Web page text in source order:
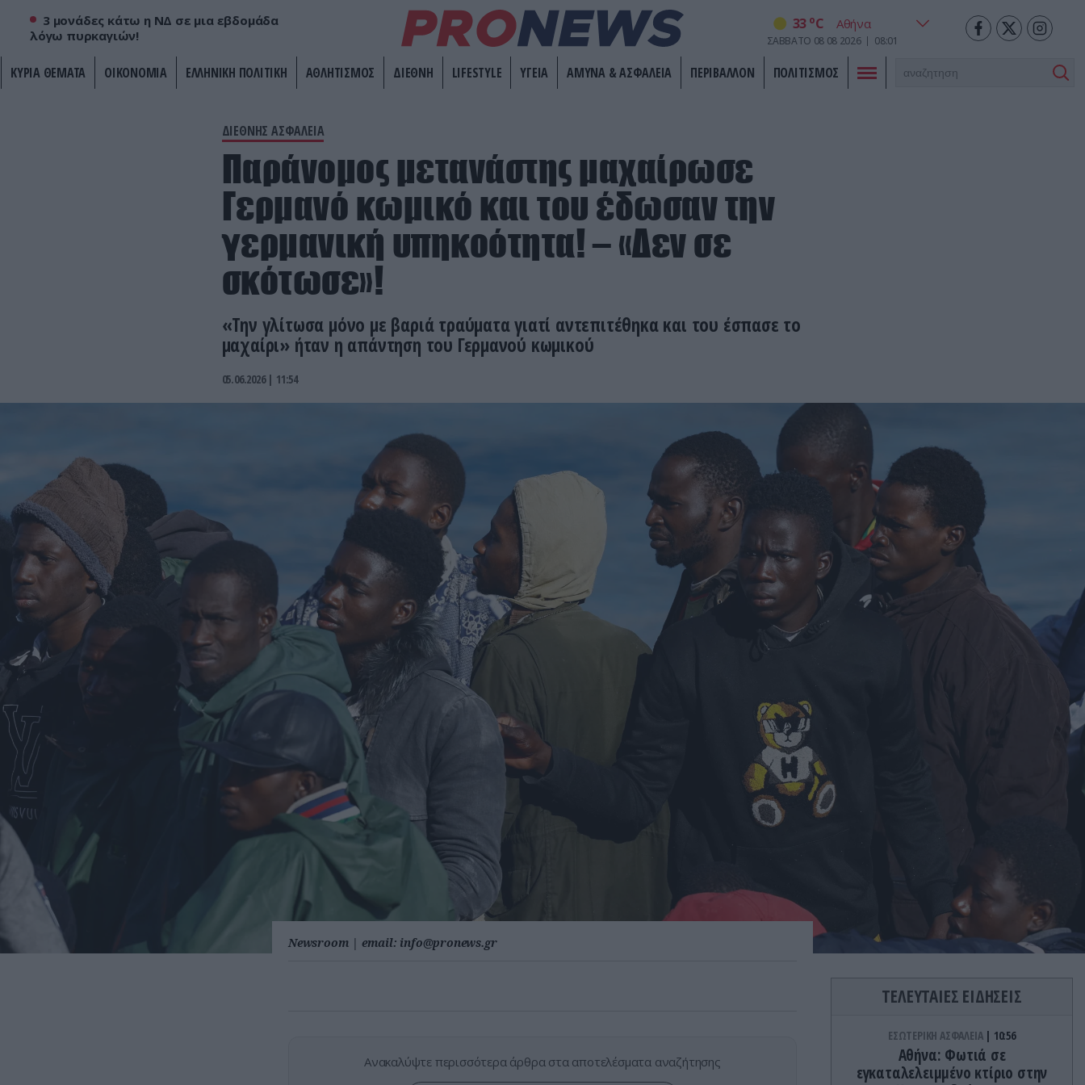
3 μονάδες κάτω η ΝΔ σε μια εβδομάδα
λόγω πυρκαγιών!
33 oC
ΣΑΒΒΑΤΟ 08 08 2026 08:01
ΚΥΡΙΑ ΘΕΜΑΤΑ ΟΙΚΟΝΟΜΙΑ ΕΛΛΗΝΙΚΗ ΠΟΛΙΤΙΚΗ ΑΘΛΗΤΙΣΜΟΣ ΔΙΕΘΝΗ LIFESTYLE ΥΓΕΙΑ ΑΜΥΝΑ & ΑΣΦΑΛΕΙΑ ΠΕΡΙΒΑΛΛΟΝ ΠΟΛΙΤΙΣΜΟΣ
ΔΙΕΘΝΗΣ ΑΣΦΑΛΕΙΑ
Παράνομος μετανάστης μαχαίρωσε
Γερμανό κωμικό και του έδωσαν την
γερμανική υπηκοότητα! – «Δεν σε
σκότωσε»!
«Την γλίτωσα μόνο με βαριά τραύματα γιατί αντεπιτέθηκα και του έσπασε το
μαχαίρι» ήταν η απάντηση του Γερμανού κωμικού
05.06.2026 | 11:54
Newsroom | email: info@pronews.gr
Ανακαλύψτε περισσότερα άρθρα στα αποτελέσματα αναζήτησης
ΤΕΛΕΥΤΑΙΕΣ ΕΙΔΗΣΕΙΣ
ΕΣΩΤΕΡΙΚΗ ΑΣΦΑΛΕΙΑ 10:56
Αθήνα: Φωτιά σε
εγκαταλελειμμένο κτίριο στην